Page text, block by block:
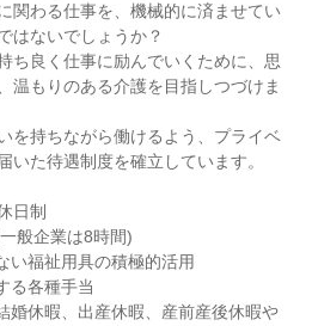
関わる仕事を、機械的に済ませてい
はないでしょうか？
ち良く仕事に励んでいくために、思
温もりのある介護を目指しつづけま
を持ちながら働けるよう、プライベ
いた待遇制度を確立しています。
日制
般企業は8時間)
い福祉用具の積極的活用
る各種手当
婚休暇、出産休暇、産前産後休暇や